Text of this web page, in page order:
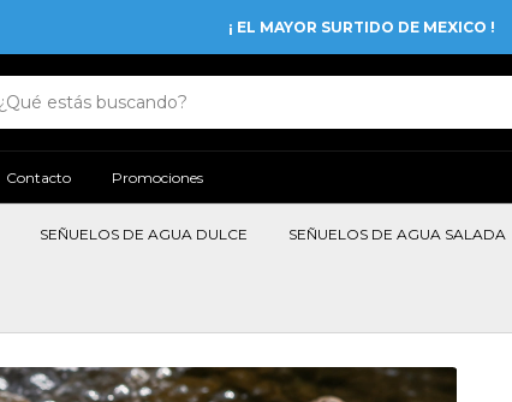
¡ EL MAYOR SURTIDO DE MEXICO !
Contacto Promociones
SEÑUELOS DE AGUA DULCE SEÑUELOS DE AGUA SALADA